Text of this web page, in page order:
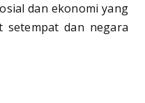
dan ekonomi yang
setempat dan negara